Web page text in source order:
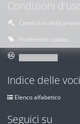
Condizioni
Condizioni della
Preferenze cookie
Indice delle voci
Elenco alfabetico
Seguici su